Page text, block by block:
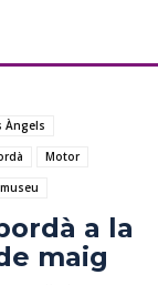
Àngels
Motor
a la
maig